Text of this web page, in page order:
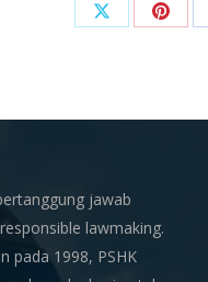
Share Share
jawab
lawmaking.
pada 1998, PSHK